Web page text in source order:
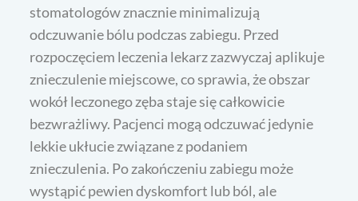
stomatologów znacznie minimalizują
odczuwanie bólu podczas zabiegu. Przed
rozpoczęciem leczenia lekarz zazwyczaj aplikuje
znieczulenie miejscowe, co sprawia, że obszar
wokół leczonego zęba staje się całkowicie
bezwrażliwy. Pacjenci mogą odczuwać jedynie
lekkie ukłucie związane z podaniem
znieczulenia. Po zakończeniu zabiegu może
wystąpić pewien dyskomfort lub ból, ale